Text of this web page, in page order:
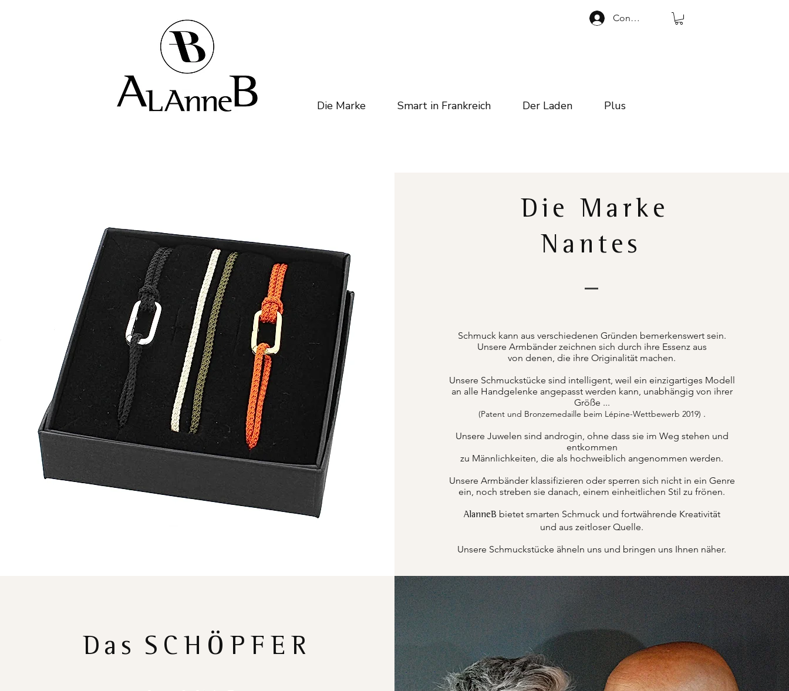
Connexion
Die Marke Smart in Frankreich Der Laden Plus
Die Marke
Nantes
Schmuck kann aus verschiedenen Gründen bemerkenswert sein.
Unsere Armbänder zeichnen sich durch ihre Essenz aus
von denen, die ihre Originalität machen.
Unsere Schmuckstücke sind intelligent, weil ein einzigartiges Modell
an alle Handgelenke angepasst werden kann, unabhängig von ihrer
Größe ...
(Patent und Bronzemedaille beim Lépine-Wettbewerb 2019) .
Unsere Juwelen sind androgin, ohne dass sie im Weg stehen und
entkommen
zu Männlichkeiten, die als hochweiblich angenommen werden.
Unsere Armbänder klassifizieren oder sperren sich nicht in ein Genre
ein, noch streben sie danach, einem einheitlichen Stil zu frönen.
AlanneB bietet smarten Schmuck und fortwährende Kreativität
und aus zeitloser Quelle.
Unsere Schmuckstücke ähneln uns und bringen uns Ihnen näher.
Das SCHÖPFER